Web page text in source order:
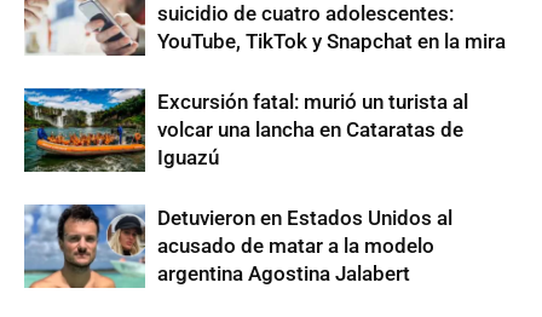
suicidio de cuatro adolescentes:
YouTube, TikTok y Snapchat en la mira
Excursión fatal: murió un turista al
volcar una lancha en Cataratas de
Iguazú
Detuvieron en Estados Unidos al
acusado de matar a la modelo
argentina Agostina Jalabert